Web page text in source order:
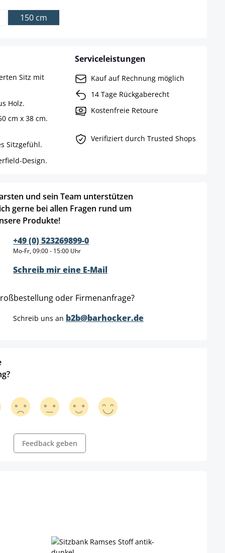
150 cm
Sitz mit
Holz.
cm x 38 cm.
Sitzgefühl.
Design.
Serviceleistungen
Kauf auf Rechnung möglich
14 Tage Rückgaberecht
Kostenfreie Retoure
Verifiziert durch Trusted Shops
und sein Team unterstützen
gerne bei allen Fragen rund um
Produkte!
+49 (0) 523269899-0
Mo-Fr, 09:00 - 15:00 Uhr
Schreib mir eine E-Mail
oder Firmenanfrage?
Schreib uns an b2b@barhocker.de
Feedback geben